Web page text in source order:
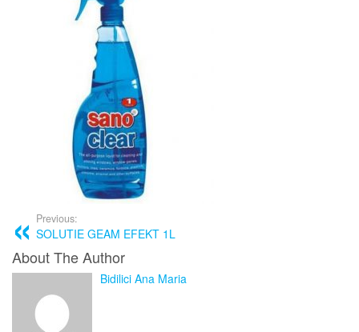
Previous:
SOLUTIE GEAM EFEKT 1L
About The Author
Bidilici Ana Maria